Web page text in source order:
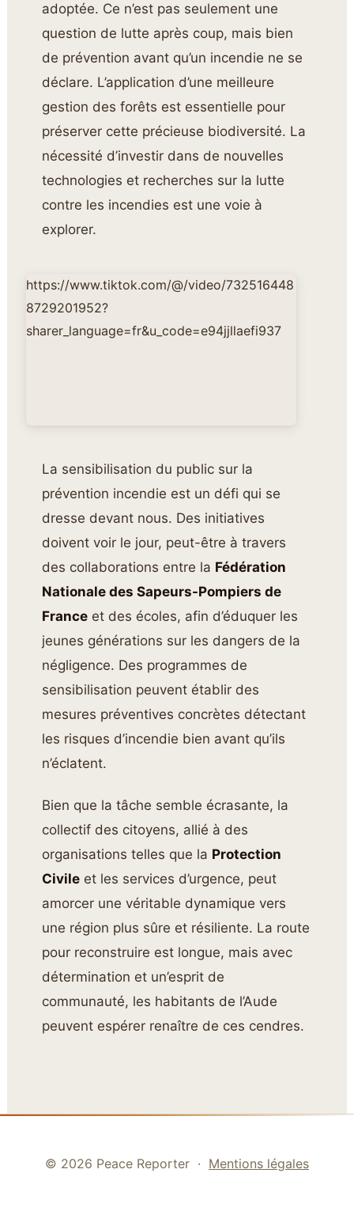
adoptée. Ce n’est pas seulement une
question de lutte après coup, mais bien
de prévention avant qu’un incendie ne se
déclare. L’application d’une meilleure
gestion des forêts est essentielle pour
préserver cette précieuse biodiversité. La
nécessité d’investir dans de nouvelles
technologies et recherches sur la lutte
contre les incendies est une voie à
explorer.
https://www.tiktok.com/@/video/732516448
8729201952?
sharer_language=fr&u_code=e94jjllaefi937
La sensibilisation du public sur la
prévention incendie est un défi qui se
dresse devant nous. Des initiatives
doivent voir le jour, peut-être à travers
des collaborations entre la Fédération
Nationale des Sapeurs-Pompiers de
France et des écoles, afin d’éduquer les
jeunes générations sur les dangers de la
négligence. Des programmes de
sensibilisation peuvent établir des
mesures préventives concrètes détectant
les risques d’incendie bien avant qu’ils
n’éclatent.
Bien que la tâche semble écrasante, la
collectif des citoyens, allié à des
organisations telles que la Protection
Civile et les services d’urgence, peut
amorcer une véritable dynamique vers
une région plus sûre et résiliente. La route
pour reconstruire est longue, mais avec
détermination et un’esprit de
communauté, les habitants de l’Aude
peuvent espérer renaître de ces cendres.
© 2026 Peace Reporter · Mentions légales